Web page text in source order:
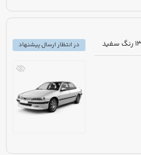
در انتظار ارسال پیشنهاد